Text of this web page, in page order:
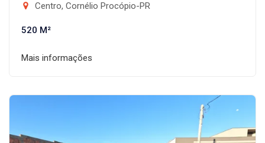
Centro, Cornélio Procópio-PR
520 M²
Mais informações